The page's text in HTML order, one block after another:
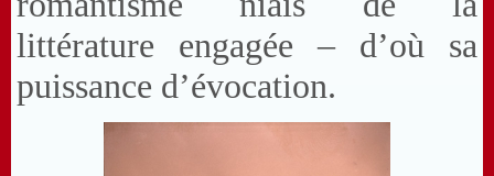
littérature engagée – d’où sa
puissance d’évocation.